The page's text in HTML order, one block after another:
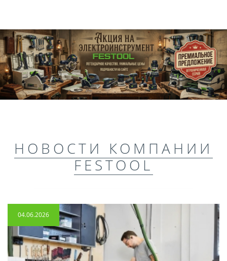
НОВОСТИ КОМПАНИИ
FESTOOL
04.06.2026